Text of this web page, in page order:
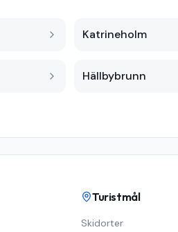
Katrineholm
Hällbybrunn
Turistmål
Skidorter